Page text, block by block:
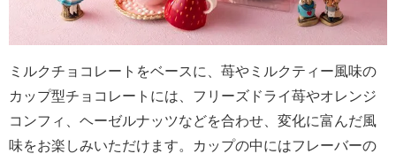
ミルクチョコレートをベースに、苺やミルクティー風味の
カップ型チョコレートには、フリーズドライ苺やオレンジ
コンフィ、ヘーゼルナッツなどを合わせ、変化に富んだ風
味をお楽しみいただけます。カップの中にはフレーバーの